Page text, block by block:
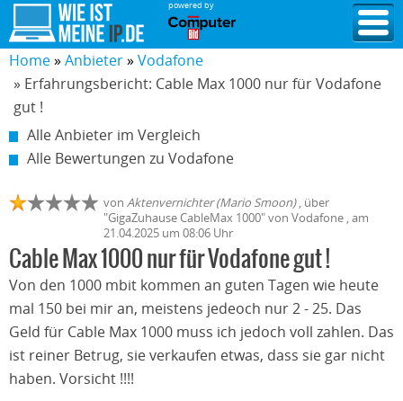
powered by
Home Anbieter
Vodafone
» Erfahrungsbericht: Cable Max 1000 nur für Vodafone
gut !
Alle Anbieter im Vergleich
Alle Bewertungen zu Vodafone
von Aktenvernichter (Mario Smoon), über
"GigaZuhause CableMax 1000" von Vodafone , am
21.04.2025 um 08:06 Uhr
Cable Max 1000 nur für Vodafone gut !
Von den 1000 mbit kommen an guten Tagen wie heute
mal 150 bei mir an, meistens jedeoch nur 2 - 25. Das
Geld für Cable Max 1000 muss ich jedoch voll zahlen. Das
ist reiner Betrug, sie verkaufen etwas, dass sie gar nicht
haben. Vorsicht !!!!